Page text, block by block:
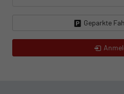
Geparkte